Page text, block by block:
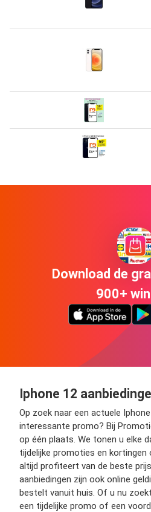
Download de
900+
Iphone 12
Op zoek naar een actuele
interessante promo? Bij
op één plaats. We tonen u elke
tijdelijke promoties en kortingen
altijd profiteert van de beste
aanbiedingen zijn ook online
bestelt vanuit huis. Of u nu
een tijdelijke promo of een